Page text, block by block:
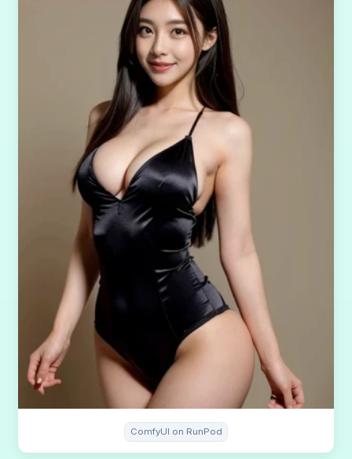
ComfyUI on RunPod